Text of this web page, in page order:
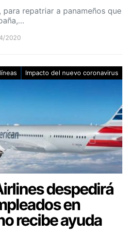
para repatriar a panameños que
2020
Impacto del nuevo coronavirus
despedirá
en
recibe ayuda